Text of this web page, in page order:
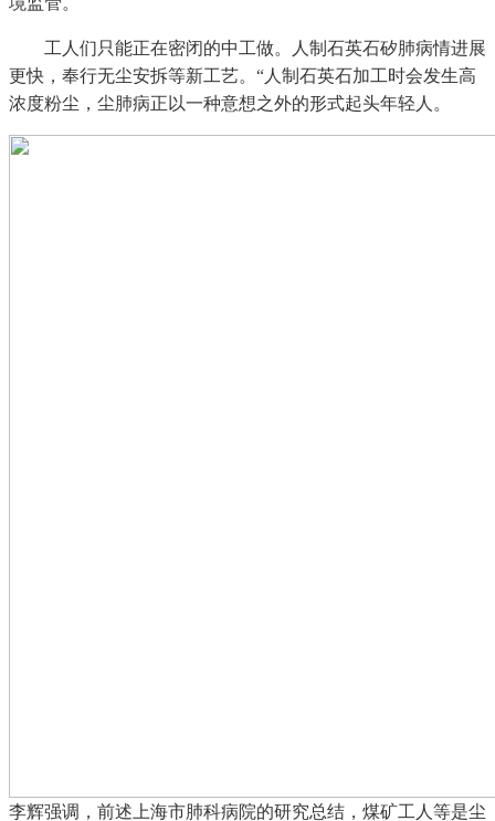
工人们只能正在密闭的中工做。人制石英石矽肺病情进展
更快，奉行无尘安拆等新工艺。“人制石英石加工时会发生高
浓度粉尘，尘肺病正以一种意想之外的形式起头年轻人。
李辉强调，前述上海市肺科病院的研究总结，煤矿工人等是尘